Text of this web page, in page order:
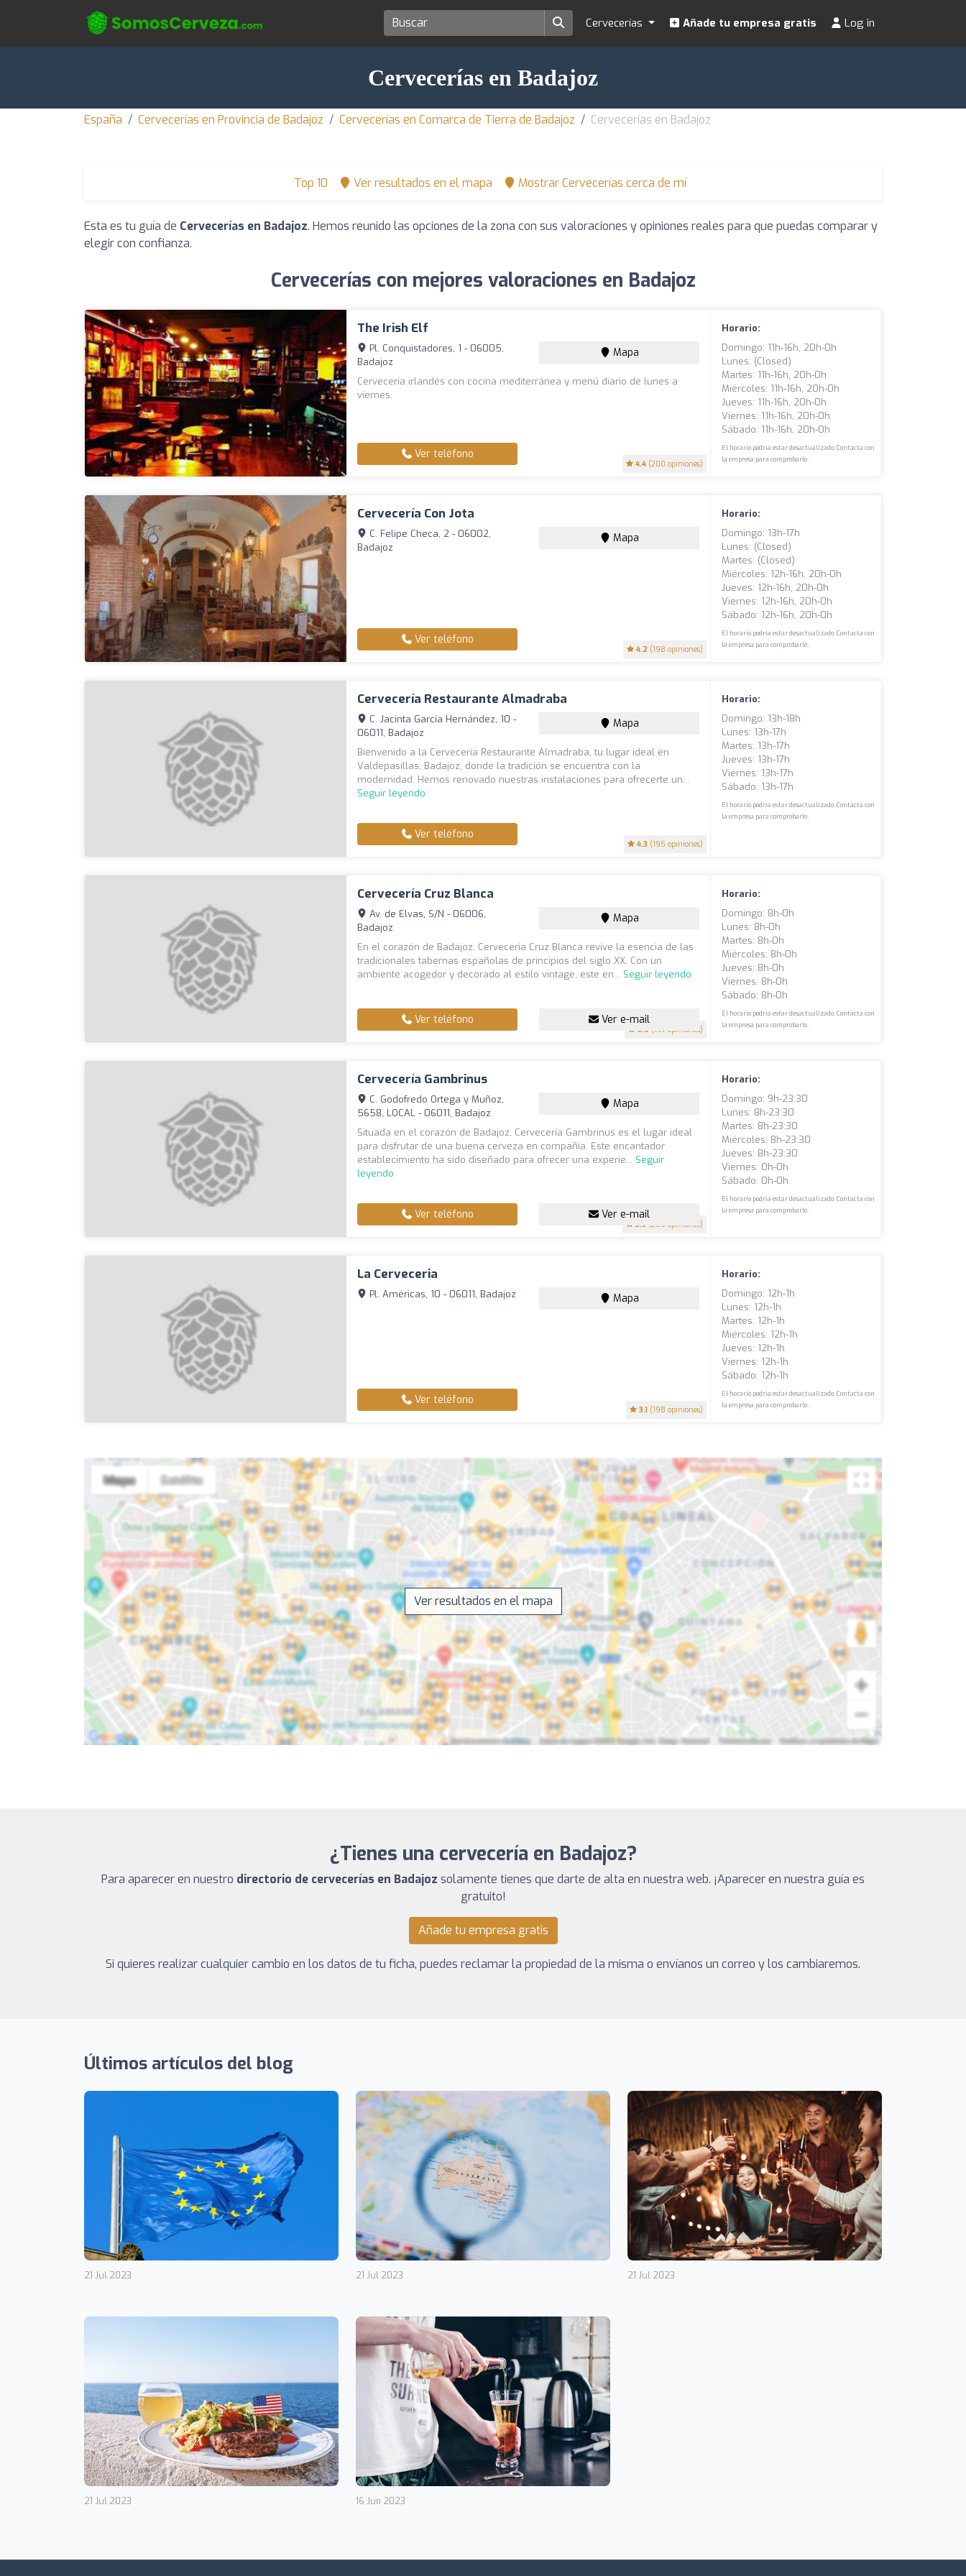
Cervecerías Añade tu empresa gratis Log in
Cervecerías en Badajoz
España Cervecerías en Provincia de Badajoz Cervecerías en Comarca de Tierra de Badajoz Cervecerías en Badajoz
Top 10 Ver resultados en el mapa Mostrar Cervecerías cerca de mí
Esta es tu guía de Cervecerías en Badajoz. Hemos reunido las opciones de la zona con sus valoraciones y opiniones reales para que puedas comparar y
elegir con confianza.
Cervecerías con mejores valoraciones en Badajoz
The Irish Elf
4.4 (200 opiniones)
Pl. Conquistadores, 1 - 06005,
Badajoz
Mapa
Cervecería irlandés con cocina mediterránea y menú diario de lunes a
viernes.
Ver teléfono
Horario:
Domingo: 11h-16h, 20h-0h
Lunes: (closed)
Martes: 11h-16h, 20h-0h
Miércoles: 11h-16h, 20h-0h
Jueves: 11h-16h, 20h-0h
Viernes: 11h-16h, 20h-0h
Sábado: 11h-16h, 20h-0h
El horario podría estar desactualizado. Contacta con
la empresa para comprobarlo.
Cervecería Con Jota
4.2 (198 opiniones)
C. Felipe Checa, 2 - 06002,
Badajoz
Mapa
Ver teléfono
Horario:
Domingo: 13h-17h
Lunes: (closed)
Martes: (closed)
Miércoles: 12h-16h, 20h-0h
Jueves: 12h-16h, 20h-0h
Viernes: 12h-16h, 20h-0h
Sábado: 12h-16h, 20h-0h
El horario podría estar desactualizado. Contacta con
la empresa para comprobarlo.
Cervecería Restaurante Almadraba
4.3 (195 opiniones)
C. Jacinta García Hernández, 10 -
06011, Badajoz
Mapa
Bienvenido a la Cervecería Restaurante Almadraba, tu lugar ideal en
Valdepasillas, Badajoz, donde la tradición se encuentra con la
modernidad. Hemos renovado nuestras instalaciones para ofrecerte un...
Seguir leyendo
Ver teléfono
Horario:
Domingo: 13h-18h
Lunes: 13h-17h
Martes: 13h-17h
Jueves: 13h-17h
Viernes: 13h-17h
Sábado: 13h-17h
El horario podría estar desactualizado. Contacta con
la empresa para comprobarlo.
Cervecería Cruz Blanca
3.9 (197 opiniones)
Av. de Elvas, S/N - 06006,
Badajoz
Mapa
En el corazón de Badajoz, Cervecería Cruz Blanca revive la esencia de las
tradicionales tabernas españolas de principios del siglo XX. Con un
ambiente acogedor y decorado al estilo vintage, este en... Seguir leyendo
Ver teléfono Ver e-mail
Horario:
Domingo: 8h-0h
Lunes: 8h-0h
Martes: 8h-0h
Miércoles: 8h-0h
Jueves: 8h-0h
Viernes: 8h-0h
Sábado: 8h-0h
El horario podría estar desactualizado. Contacta con
la empresa para comprobarlo.
Cervecería Gambrinus
3.5 (206 opiniones)
C. Godofredo Ortega y Muñoz,
5658, LOCAL - 06011, Badajoz
Mapa
Situada en el corazón de Badajoz, Cervecería Gambrinus es el lugar ideal
para disfrutar de una buena cerveza en compañía. Este encantador
establecimiento ha sido diseñado para ofrecer una experie... Seguir
leyendo
Ver teléfono Ver e-mail
Horario:
Domingo: 9h-23:30
Lunes: 8h-23:30
Martes: 8h-23:30
Miércoles: 8h-23:30
Jueves: 8h-23:30
Viernes: 0h-0h
Sábado: 0h-0h
El horario podría estar desactualizado. Contacta con
la empresa para comprobarlo.
La Cerveceria
3.1 (198 opiniones)
Pl. Américas, 10 - 06011, Badajoz Mapa
Ver teléfono
Horario:
Domingo: 12h-1h
Lunes: 12h-1h
Martes: 12h-1h
Miércoles: 12h-1h
Jueves: 12h-1h
Viernes: 12h-1h
Sábado: 12h-1h
El horario podría estar desactualizado. Contacta con
la empresa para comprobarlo.
Ver resultados en el mapa
¿Tienes una cervecería en Badajoz?
Para aparecer en nuestro directorio de cervecerías en Badajoz solamente tienes que darte de alta en nuestra web. ¡Aparecer en nuestra guía es
gratuito!
Añade tu empresa gratis
Si quieres realizar cualquier cambio en los datos de tu ficha, puedes reclamar la propiedad de la misma o envíanos un correo y los cambiaremos.
Últimos artículos del blog
21 Jul 2023 21 Jul 2023 21 Jul 2023
21 Jul 2023 16 Jun 2023